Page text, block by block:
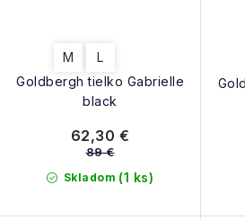
Goldbergh tielko Gabrielle
black
M L
Skladom (1 ks)
62,30 €
89 €